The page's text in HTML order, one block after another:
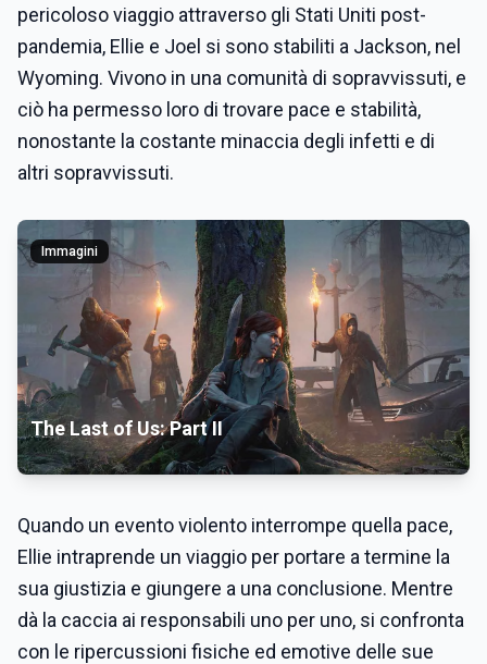
pericoloso viaggio attraverso gli Stati Uniti post-
pandemia, Ellie e Joel si sono stabiliti a Jackson, nel
Wyoming. Vivono in una comunità di sopravvissuti, e
ciò ha permesso loro di trovare pace e stabilità,
nonostante la costante minaccia degli infetti e di
altri sopravvissuti.
Immagini
The Last of Us: Part II
Quando un evento violento interrompe quella pace,
Ellie intraprende un viaggio per portare a termine la
sua giustizia e giungere a una conclusione. Mentre
dà la caccia ai responsabili uno per uno, si confronta
con le ripercussioni fisiche ed emotive delle sue